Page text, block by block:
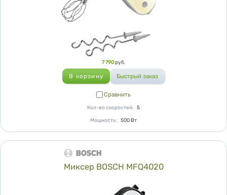
7 790 руб.
Сравнить
Кол-во скоростей: 5
Мощность: 500Вт
Миксер BOSCH MFQ4020